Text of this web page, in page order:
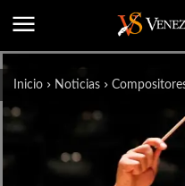
Inicio Noticias